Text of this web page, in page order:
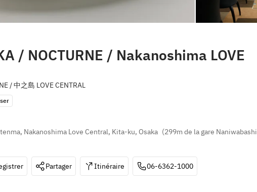
/ NOCTURNE / Nakanoshima LOVE
/ 中之島 LOVE CENTRAL
Nakanoshima Love Central, Kita-ku, Osaka (299m de la gare Naniwabashi
Partager Itinéraire 06-6362-1000